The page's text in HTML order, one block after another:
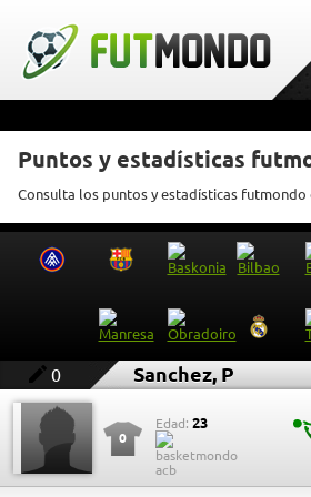
Puntos y estadísticas
Consulta los puntos y estadísticas futmondo
0 Sanchez, P
0
Edad: 23